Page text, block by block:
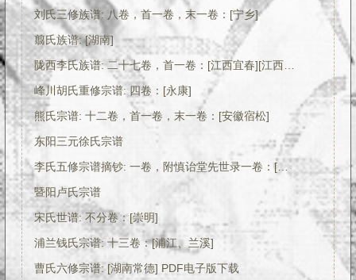
刘氏三修族谱: 八卷，首一卷，末一卷：[宁乡]
翦氏族谱: [湖南]
陇西李氏族谱: 二十七卷，首一卷：[江西宜春][江西萍乡][江西万载]
峰川胡氏重修宗谱: 四卷：[永康]
熊氏宗谱: 十二卷，首一卷，末一卷：[安徽宿松]
东阳三元徐氏宗谱
李氏五修宗谱摘钞: 一卷，附慎诒堂先世录一卷：[合肥]
暨阳卢氏宗谱
宋氏世谱: 不分卷：[崇明]
浦兰钱氏宗谱: 十三卷：[浦江、兰溪]
曹氏六修宗谱: [湖南常德] PDF电子版下载